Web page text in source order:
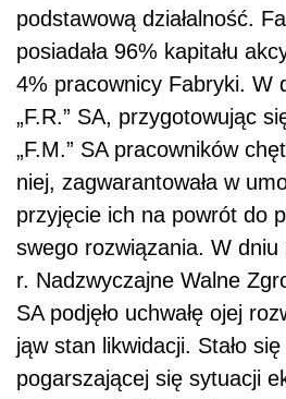
podstawową działalność.
posiadała 96% kapitału
4% pracownicy Fabryki. W
„F.R.” SA, przygotowując
„F.M.” SA pracowników
niej, zagwarantowała w
przyjęcie ich na powrót do
swego rozwiązania. W
r. Nadzwyczajne Walne
SA podjęło uchwałę ojej
jąw stan likwidacji. Stało
pogarszającej się sytuacji